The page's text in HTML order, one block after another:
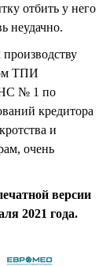
отбить у него
неудачно.
ТПИ
№ 1 по
кредитора
и
очень
версии
2021 года.